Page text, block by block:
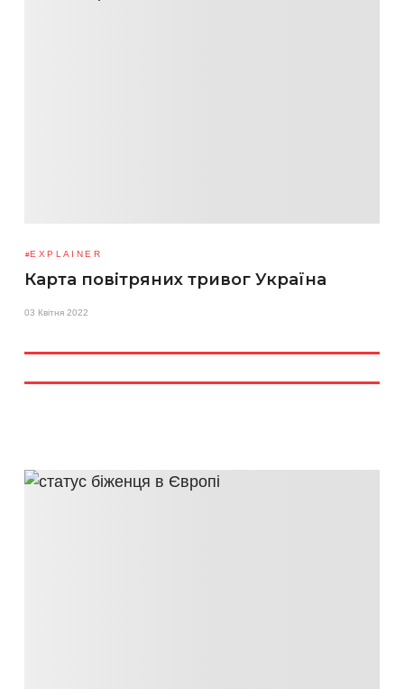
EXPLAINER
Карта повітряних тривог Україна
03 Квітня 2022